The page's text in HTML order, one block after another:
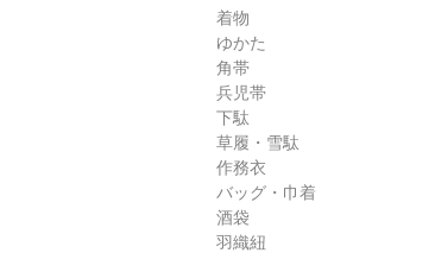
着物
ゆかた
角帯
兵児帯
下駄
草履・雪駄
作務衣
バッグ・巾着
酒袋
羽織紐